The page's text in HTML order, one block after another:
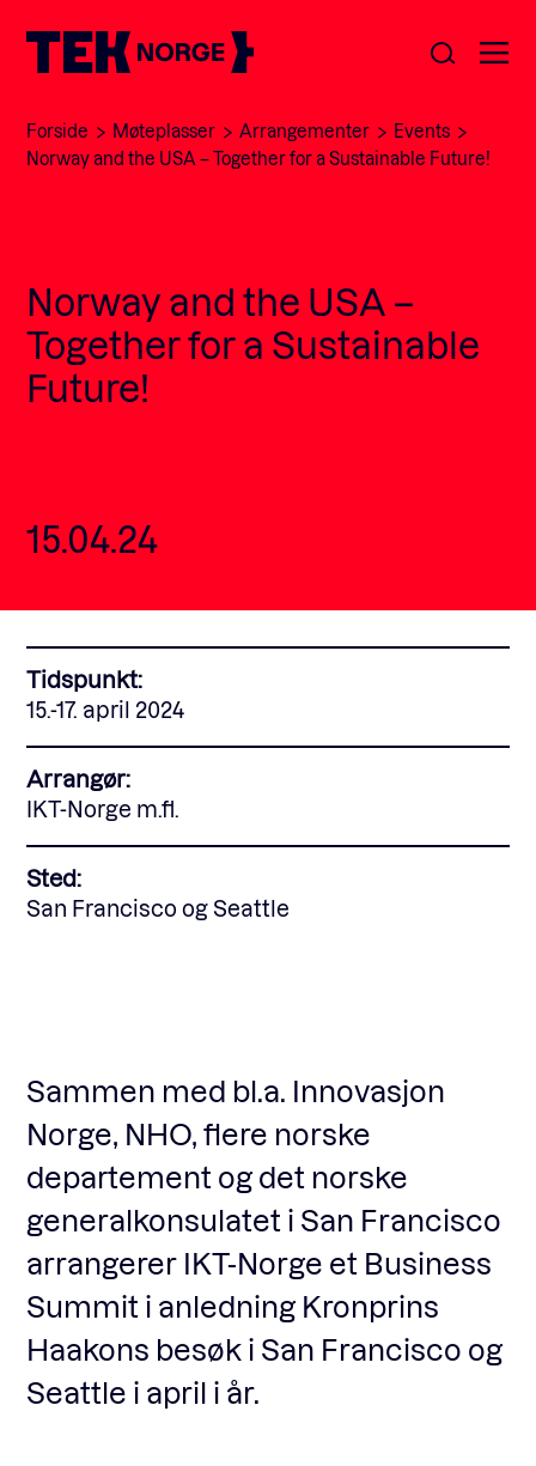
Om oss
Møteplasser
Kontakt
POPULÆRE SØK:
Våre viktigste saker
Ansatte
Fagforum
Arrangementer
Standardavtaler
Nyheter og meninger
Forside Møteplasser Arrangementer
Events
Norway and the USA – Together for a Sustainable Future!
Norway and the USA –
Together for a Sustainable
Future!
15.04.24
Tidspunkt:
15.-17. april 2024
Arrangør:
IKT-Norge m.fl.
Sted:
San Francisco og Seattle
Sammen med bl.a. Innovasjon
Norge, NHO, flere norske
departement og det norske
generalkonsulatet i San Francisco
arrangerer IKT-Norge et Business
Summit i anledning Kronprins
Haakons besøk i San Francisco og
Seattle i april i år.